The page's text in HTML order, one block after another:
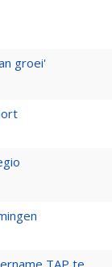
groei'
TAP te